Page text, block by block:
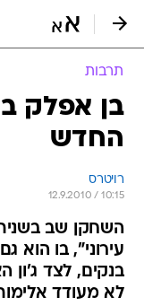
תרבות
בן אפלק
החדש
רויטרס
12.9.2010 / 10:15
השחקן שב
עירוני", בו הוא
בנקים, לצד ג'ון
לא מעודד